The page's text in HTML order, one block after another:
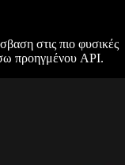
στις πιο φυσικές
προηγμένου API.